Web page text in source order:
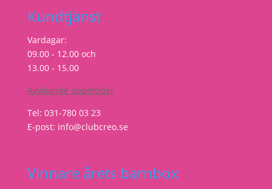
Kundtjänst
Vardagar:
09.00 - 12.00 och
13.00 - 15.00
Avvikande öppettider
Tel: 031-780 03 23
E-post: info@clubcreo.se
Vinnare årets barnbox